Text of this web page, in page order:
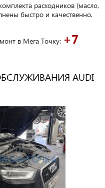
расходников (масло,
быстро и качественно.
в Мега Точку: +7
AUDI